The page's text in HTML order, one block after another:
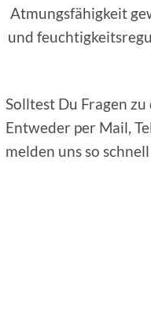
Atmungsfähigkeit
und
Solltest Du Fragen
Entweder per Mail,
melden uns so